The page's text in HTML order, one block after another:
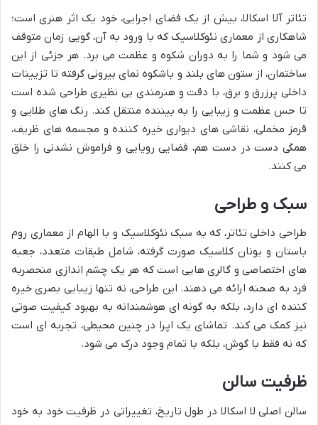
تئاتر آلا اسکالا، بیش از یک فضای اجرایی، خود یک اثر هنری است؛
شاهکاری از معماری نئوکلاسیک که با ورود به آن، گویی زمان متوقف
می شود و شما را به دوران شکوه و عظمت می برد. هر جزئی از این
ساختمان، از ستون های بلند و باشکوه نمای بیرونی گرفته تا تزیینات
داخلی پرزرق و برق، با دقت و هنرمندی بی نظیری طراحی شده است
تا حس عظمت و زیبایی را به بیننده منتقل کند. رنگ های طلایی و
قرمز مخملی، نقاشی های دیواری خیره کننده و مجسمه های ظریف،
همگی دست در دست هم، فضایی رویایی و فراموش نشدنی را خلق
می کنند.
سبک و طراحی
طراحی داخلی تئاتر، که به سبک نئوکلاسیک و با الهام از معماری روم
باستان و یونان کلاسیک صورت گرفته، شامل طبقات متعدد، جعبه
های اختصاصی و گالری هایی است که هر یک چشم اندازی منحصربه
فرد به صحنه ارائه می دهند. این طراحی، نه تنها زیبایی بصری خیره
کننده ای دارد، بلکه به گونه ای هوشمندانه به بهبود کیفیت صوتی
نیز کمک می کند. تماشای یک اپرا در چنین محیطی، تجربه ای است
که نه فقط با گوش، بلکه با تمام وجود درک می شود.
ظرفیت سالن
سالن اصلی لا اسکالا در طول تاریخ، تغییراتی در ظرفیت خود به خود